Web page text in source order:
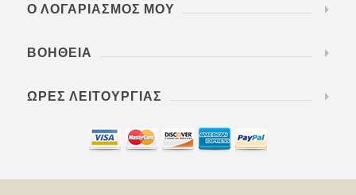
Ο ΛΟΓΑΡΙΑΣΜΌΣ ΜΟΥ
ΒΟΉΘΕΙΑ
ΏΡΕΣ ΛΕΙΤΟΥΡΓΊΑΣ